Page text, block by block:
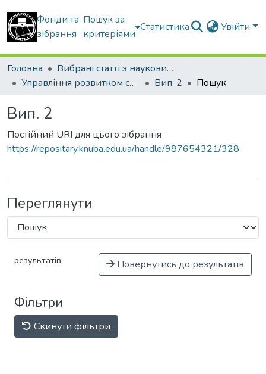
Фонди та
зібрання
Пошук за
критеріями
Статистика Увійти
Головна
Вибрані статті з наукових збірників КНУБА
Управління розвитком складних систем
Вип. 2 Пошук
Вип. 2
Постійний URI для цього зібрання
https://repositary.knuba.edu.ua/handle/987654321/328
Переглянути
результатів Повернутись до результатів
Фільтри
Скинути фільтри